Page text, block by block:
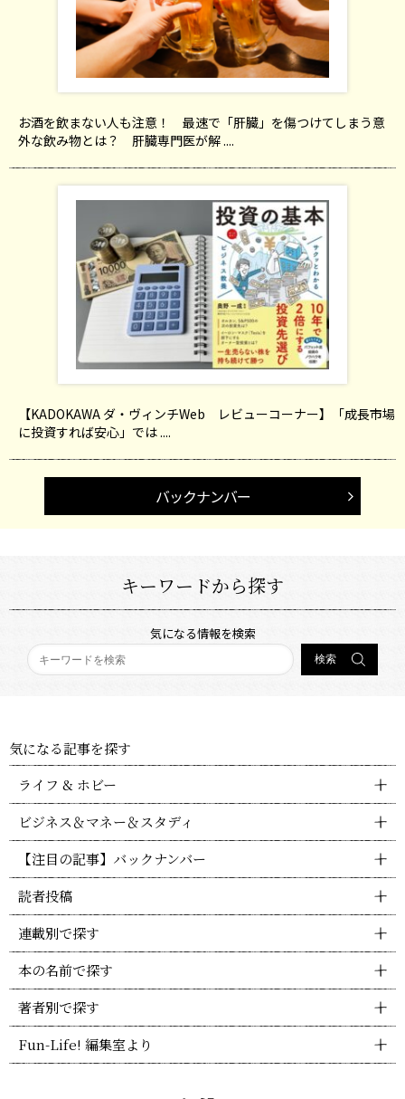
お酒を飲まない人も注意！ 最速で「肝臓」を傷つけてしまう意
外な飲み物とは？ 肝臓専門医が解 ....
【KADOKAWA ダ・ヴィンチWeb レビューコーナー】「成長市場
に投資すれば安心」では ....
バックナンバー
キーワードから探す
気になる情報を検索
気になる記事を探す
ライフ & ホビー
ビジネス＆マネー＆スタディ
【注目の記事】バックナンバー
読者投稿
連載別で探す
本の名前で探す
著者別で探す
Fun-Life! 編集室より